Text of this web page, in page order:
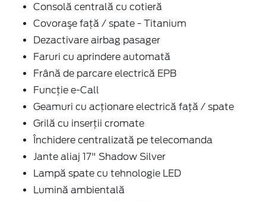
Consolă centrală cu cotieră
Covoraşe faţă / spate - Titanium
Dezactivare airbag pasager
Faruri cu aprindere automată
Frână de parcare electrică EPB
Funcție e-Call
Geamuri cu acţionare electrică faţă / spate
Grilă cu inserţii cromate
Închidere centralizată pe telecomanda
Jante aliaj 17" Shadow Silver
Lampă spate cu tehnologie LED
Lumină ambientală